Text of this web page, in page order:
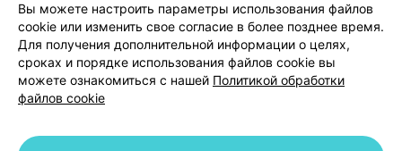
Способы оплаты
Вакансии
Партнеры
Написать руководителю 103.by
Написать в поддержку
Персональные настройки Cookie
Вы можете настроить параметры использования файлов
cookie или изменить свое согласие в более позднее время.
Для получения дополнительной информации о целях,
сроках и порядке использования файлов cookie вы
можете ознакомиться с нашей Политикой обработки
файлов cookie